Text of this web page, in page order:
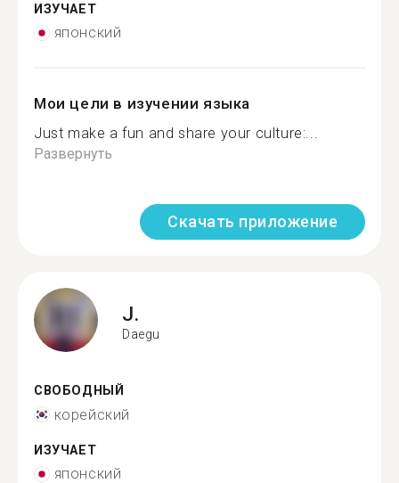
ИЗУЧАЕТ
японский
Мои цели в изучении языка
Just make a fun and share your culture:...
Развернуть
Скачать приложение
J.
Daegu
СВОБОДНЫЙ
корейский
ИЗУЧАЕТ
японский